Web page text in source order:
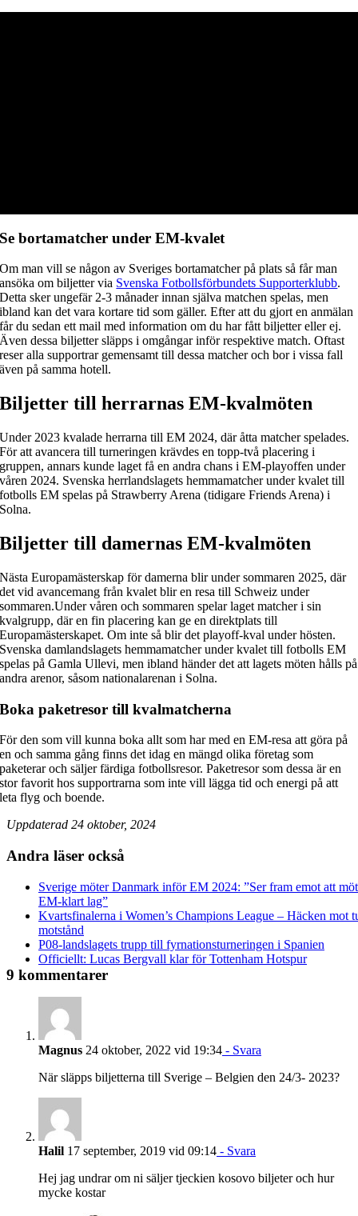
Se bortamatcher under EM-kvalet
Om man vill se någon av Sveriges bortamatcher på plats så får man
ansöka om biljetter via Svenska Fotbollsförbundets Supporterklubb.
Detta sker ungefär 2-3 månader innan själva matchen spelas, men
ibland kan det vara kortare tid som gäller. Efter att du gjort en anmälan
får du sedan ett mail med information om du har fått biljetter eller ej.
Även dessa biljetter släpps i omgångar inför respektive match. Oftast
reser alla supportrar gemensamt till dessa matcher och bor i vissa fall
även på samma hotell.
Biljetter till herrarnas EM-kvalmöten
Under 2023 kvalade herrarna till EM 2024, där åtta matcher spelades.
För att avancera till turneringen krävdes en topp-två placering i
gruppen, annars kunde laget få en andra chans i EM-playoffen under
våren 2024. Svenska herrlandslagets hemmamatcher under kvalet till
fotbolls EM spelas på Strawberry Arena (tidigare Friends Arena) i
Solna.
Biljetter till damernas EM-kvalmöten
Nästa Europamästerskap för damerna blir under sommaren 2025, där
det vid avancemang från kvalet blir en resa till Schweiz under
sommaren.Under våren och sommaren spelar laget matcher i sin
kvalgrupp, där en fin placering kan ge en direktplats till
Europamästerskapet. Om inte så blir det playoff-kval under hösten.
Svenska damlandslagets hemmamatcher under kvalet till fotbolls EM
spelas på Gamla Ullevi, men ibland händer det att lagets möten hålls på
andra arenor, såsom nationalarenan i Solna.
Boka paketresor till kvalmatcherna
För den som vill kunna boka allt som har med en EM-resa att göra på
en och samma gång finns det idag en mängd olika företag som
paketerar och säljer färdiga fotbollsresor. Paketresor som dessa är en
stor favorit hos supportrarna som inte vill lägga tid och energi på att
leta flyg och boende.
Uppdaterad 24 oktober, 2024
Andra läser också
Sverige möter Danmark inför EM 2024: ”Ser fram emot att
EM-klart lag”
Kvartsfinalerna i Women’s Champions League – Häcken mot
motstånd
P08-landslagets trupp till fyrnationsturneringen i Spanien
Officiellt: Lucas Bergvall klar för Tottenham Hotspur
9 kommentarer
Magnus 24 oktober, 2022 vid 19:34 - Svara
När släpps biljetterna till Sverige – Belgien den 24/3- 2023?
Halil 17 september, 2019 vid 09:14 - Svara
Hej jag undrar om ni säljer tjeckien kosovo biljeter och hur
mycke kostar